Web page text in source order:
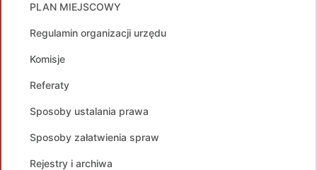
PLAN MIEJSCOWY
Regulamin organizacji urzędu
Komisje
Referaty
Sposoby ustalania prawa
Sposoby załatwienia spraw
Rejestry i archiwa